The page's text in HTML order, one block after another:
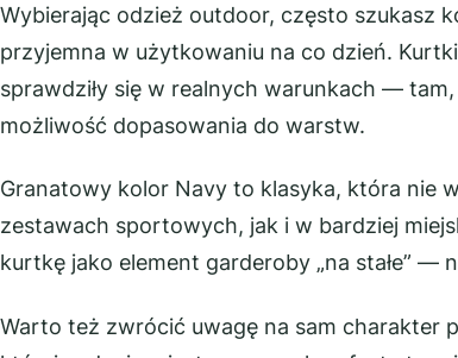
Wybierając odzież outdoor, często szukasz
przyjemna w użytkowaniu na co dzień.
sprawdziły się w realnych warunkach —
możliwość dopasowania do warstw.
Granatowy kolor Navy to klasyka, która nie
zestawach sportowych, jak i w bardziej
kurtkę jako element garderoby „na stałe”
Warto też zwrócić uwagę na sam charakter